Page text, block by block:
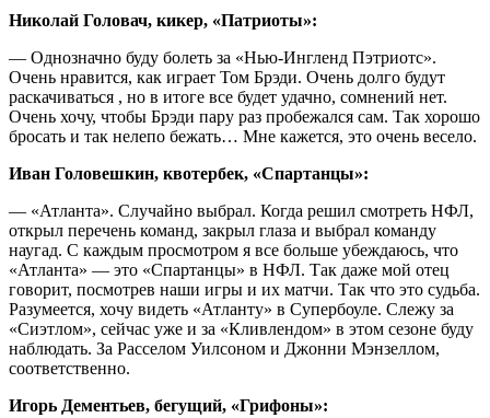
Николай Головач, кикер, «Патриоты»:
— Однозначно буду болеть за «Нью-Ингленд Пэтриотс».
Очень нравится, как играет Том Брэди. Очень долго будут
раскачиваться , но в итоге все будет удачно, сомнений нет.
Очень хочу, чтобы Брэди пару раз пробежался сам. Так хорошо
бросать и так нелепо бежать… Мне кажется, это очень весело.
Иван Головешкин, квотербек, «Спартанцы»:
— «Атланта». Случайно выбрал. Когда решил смотреть НФЛ,
открыл перечень команд, закрыл глаза и выбрал команду
наугад. С каждым просмотром я все больше убеждаюсь, что
«Атланта» — это «Спартанцы» в НФЛ. Так даже мой отец
говорит, посмотрев наши игры и их матчи. Так что это судьба.
Разумеется, хочу видеть «Атланту» в Супербоуле. Слежу за
«Сиэтлом», сейчас уже и за «Кливлендом» в этом сезоне буду
наблюдать. За Расселом Уилсоном и Джонни Мэнзеллом,
соответственно.
Игорь Дементьев, бегущий, «Грифоны»: